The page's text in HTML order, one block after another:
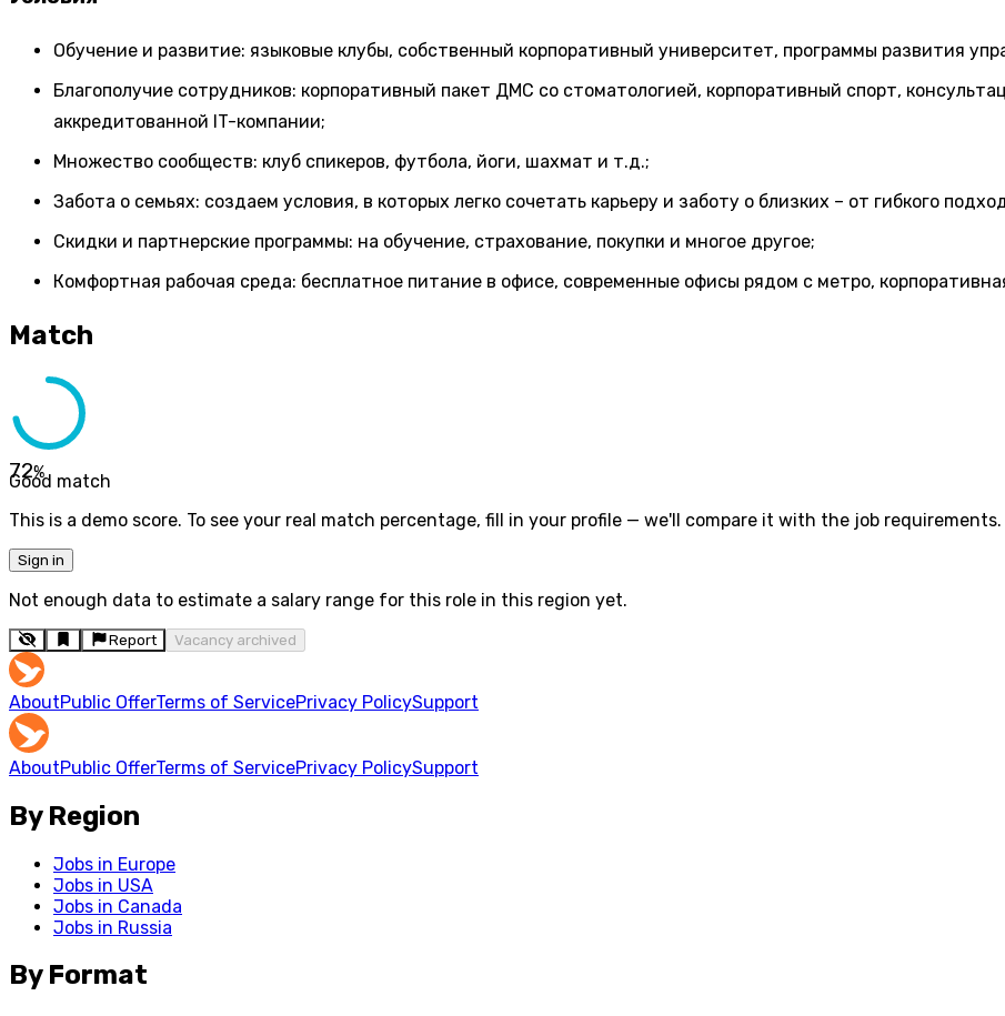
Обучение и развитие: языковые клубы, собственный корпоративный университет, программы развития
Благополучие сотрудников: корпоративный пакет ДМС со стоматологией, корпоративный спорт,
аккредитованной IT-компании;
Множество сообществ: клуб спикеров, футбола, йоги, шахмат и т.д.;
Забота о семьях: создаем условия, в которых легко сочетать карьеру и заботу о близких – от гибкого
Скидки и партнерские программы: на обучение, страхование, покупки и многое другое;
Комфортная рабочая среда: бесплатное питание в офисе, современные офисы рядом с метро,
Match
72%
Good match
This is a demo score. To see your real match percentage, fill in your profile — we'll compare it with the job requirements.
Sign in
Not enough data to estimate a salary range for this role in this region yet.
Report Vacancy archived
AboutPublic OfferTerms of ServicePrivacy PolicySupport
AboutPublic OfferTerms of ServicePrivacy PolicySupport
By Region
Jobs in Europe
Jobs in USA
Jobs in Canada
Jobs in Russia
By Format